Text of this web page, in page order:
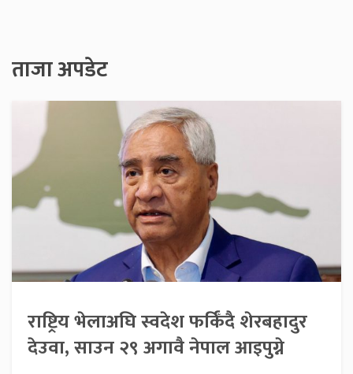
ताजा अपडेट
राष्ट्रिय भेलाअघि स्वदेश फर्किँदै शेरबहादुर
देउवा, साउन २९ अगावै नेपाल आइपुग्ने